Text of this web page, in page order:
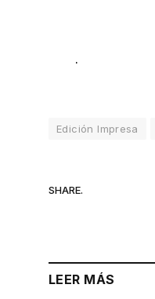
.
Edición Impresa
SHARE.
LEER MÁS